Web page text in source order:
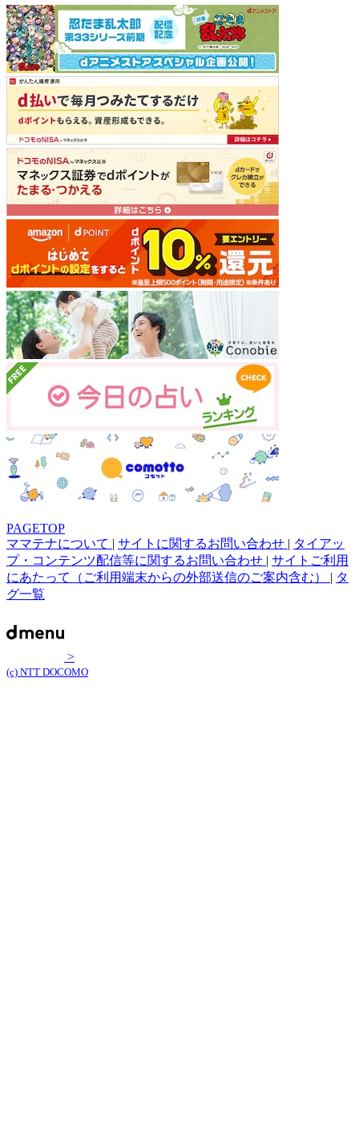
PAGETOP
ママテナについて | サイトに関するお問い合わせ | タイアッ
プ・コンテンツ配信等に関するお問い合わせ | サイトご利用
にあたって（ご利用端末からの外部送信のご案内含む） | タ
グ一覧
>
(c) NTT DOCOMO